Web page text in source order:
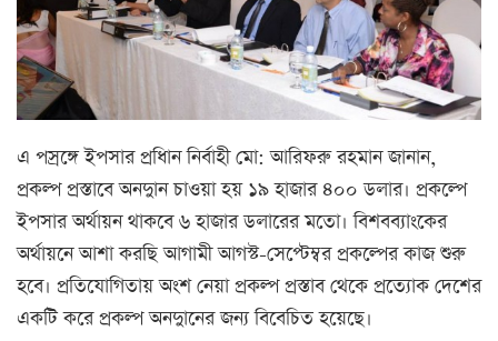
এ পস্রঙ্গে ইপসার প্রধিান নির্বাহী মো: আরিফরু রহমান জানান,
প্রকল্প প্রস্তাবে অনদুান চাওয়া হয় ১৯ হাজার ৪০০ ডলার। প্রকল্পে
ইপসার অর্থায়ন থাকবে ৬ হাজার ডলারের মতো। বিশবব্যাংকের
অর্থায়নে আশা করছি আগামী আগস্ট-সেপ্টেম্বর প্রকল্পের কাজ শুরু
হবে। প্রতিযোগিতায় অংশ নেয়া প্রকল্প প্রস্তাব থেকে প্রত্যোক দেশের
একটি করে প্রকল্প অনদুানের জন্য বিবেচিত হয়েছে।